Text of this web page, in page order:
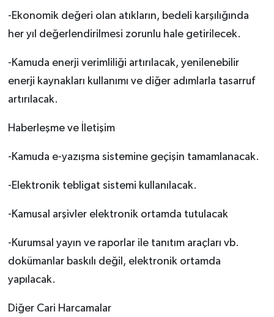
-Ekonomik değeri olan atıkların, bedeli karşılığında
her yıl değerlendirilmesi zorunlu hale getirilecek.
-Kamuda enerji verimliliği artırılacak, yenilenebilir
enerji kaynakları kullanımı ve diğer adımlarla tasarruf
artırılacak.
Haberleşme ve İletişim
-Kamuda e-yazışma sistemine geçişin tamamlanacak.
-Elektronik tebligat sistemi kullanılacak.
-Kamusal arşivler elektronik ortamda tutulacak
-Kurumsal yayın ve raporlar ile tanıtım araçları vb.
dokümanlar baskılı değil, elektronik ortamda
yapılacak.
Diğer Cari Harcamalar